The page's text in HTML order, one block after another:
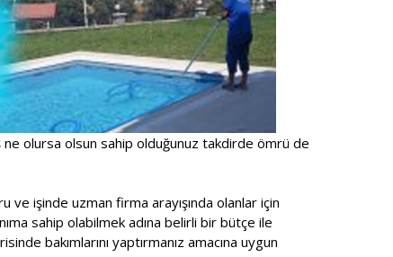
ne olursa olsun sahip olduğunuz takdirde ömrü de
ve işinde uzman firma arayışında olanlar için
sahip olabilmek adına belirli bir bütçe ile
bakımlarını yaptırmanız amacına uygun